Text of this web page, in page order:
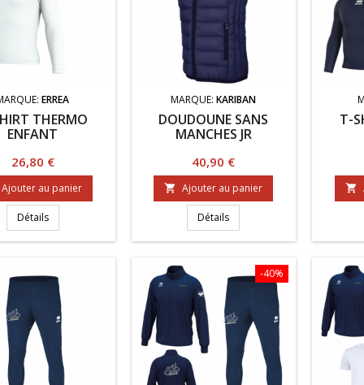
ERREA
THERMO
ENFANT
Prix
26,80 €
Ajouter au panier
Détails
MARQUE:KARIBAN
DOUDOUNE SANS
MANCHES JR
Prix
40,90 €
 Ajouter au panier
Détails
T-

-40%